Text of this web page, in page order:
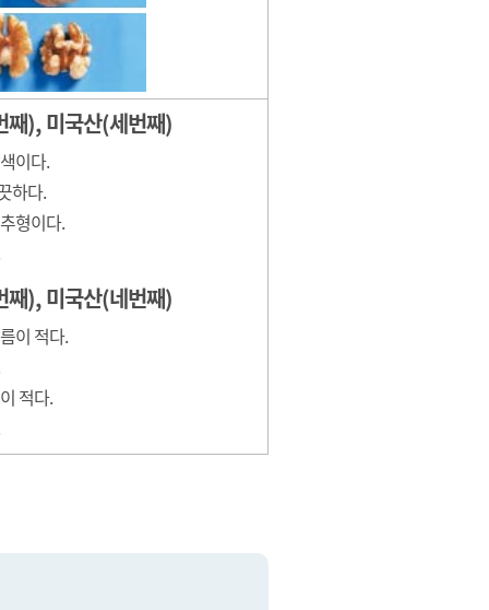
째), 미국산(세번째)
이다.
하다.
형이다.
째), 미국산(네번째)
이 적다.
적다.